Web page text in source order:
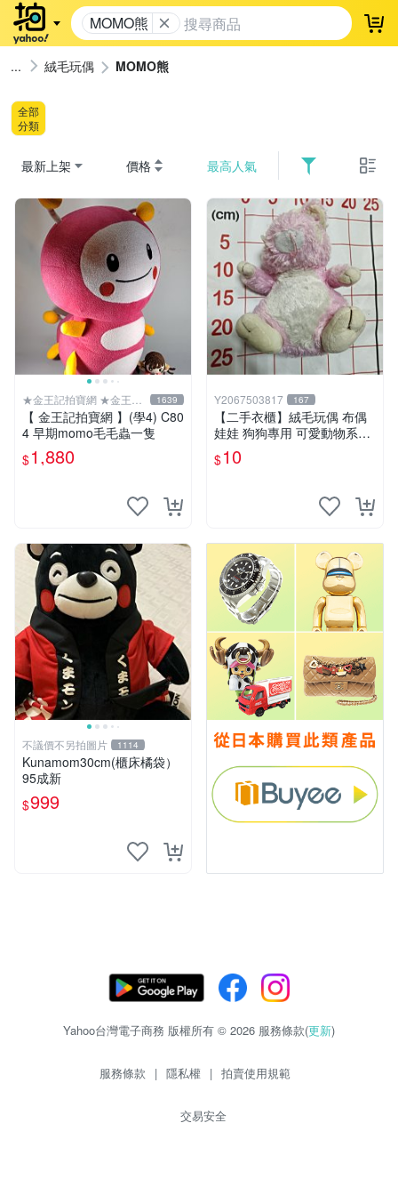
MOMO熊 登
絨毛玩偶 MOMO熊
全部
分類
最新上架 價格 最高人氣
★金王記拍寶網 ★金王記
拍寶趣
1639
【 金王記拍寶網 】(學4) C80
4 早期momo毛毛蟲一隻
$1,880
Y2067503817 167
【二手衣櫃】絨毛玩偶 布偶
娃娃 狗狗專用 可愛動物系列
耐咬耐磨玩具 玩偶 粉紅熊寵
物玩具 1120929
$10
不議價不另拍圖片 1114
Kunamom30cm(櫃床橘袋）
95成新
$999
Yahoo台灣電子商務 版權所有 © 2026 服務條款(更新)
服務條款 | 隱私權 | 拍賣使用規範
交易安全